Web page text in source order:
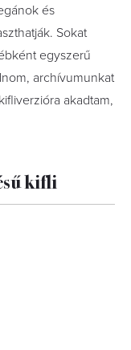
és
Sokat
egyszerű
archívumunkat
akadtam,
kifli